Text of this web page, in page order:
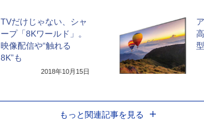
TVだけじゃない、シャ
ープ「8Kワールド」。
映像配信や“触れる
8K”も
2018年10月15日
もっと関連記事を見る